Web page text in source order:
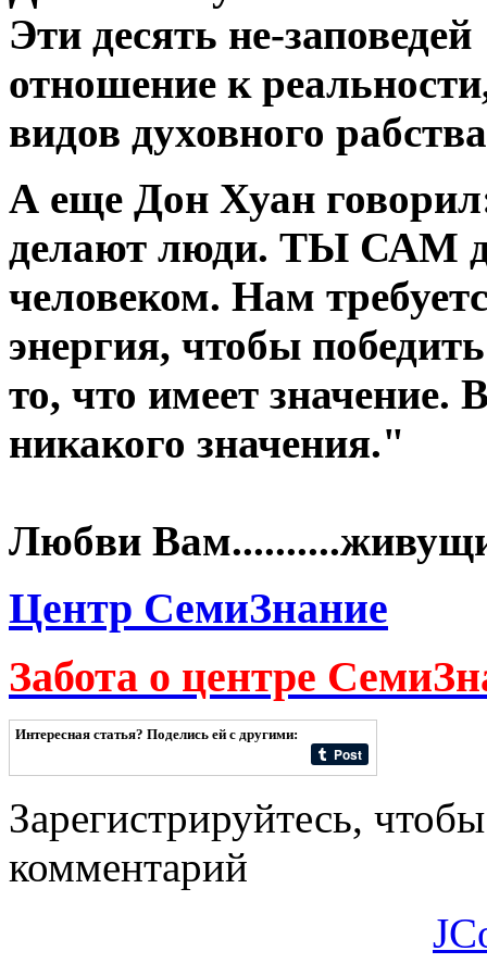
Эти десять не-
отношение к
видов духовного
А еще Дон Хуан
делают люди. ТЫ САМ
человеком. Нам
энергия, чтобы
то, что имеет значение.
никакого значения."
Любви
Центр СемиЗнание
Забота о центре
Интересная статья? Поделись ей с другими:
Зарегистрируйтесь,
комментарий